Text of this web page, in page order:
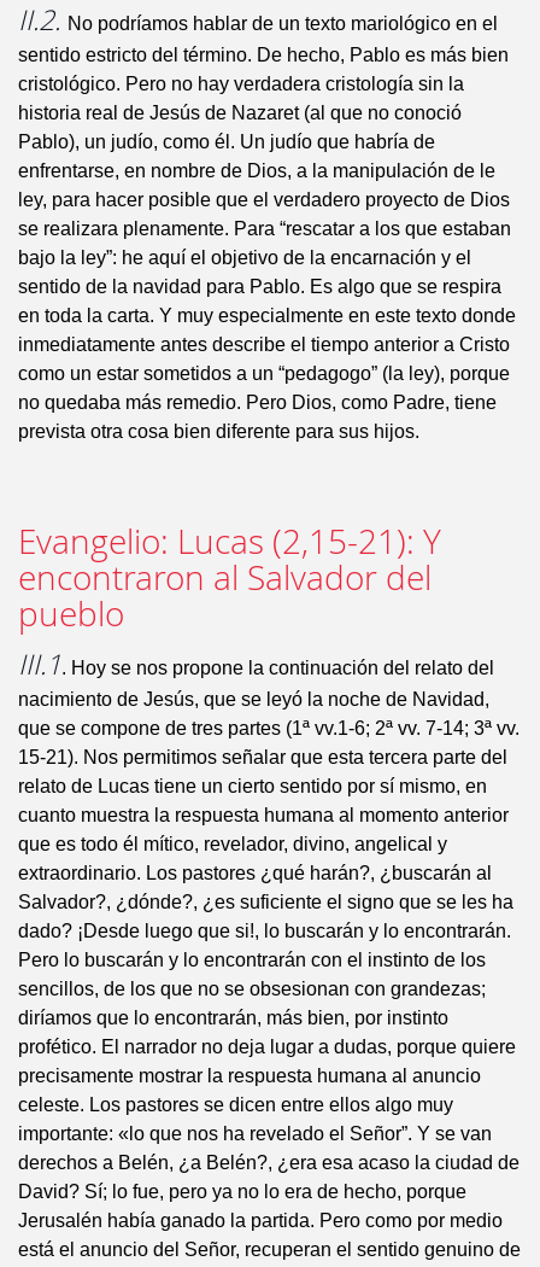
II.2. No podríamos hablar de un texto mariológico en el
sentido estricto del término. De hecho, Pablo es más bien
cristológico. Pero no hay verdadera cristología sin la
historia real de Jesús de Nazaret (al que no conoció
Pablo), un judío, como él. Un judío que habría de
enfrentarse, en nombre de Dios, a la manipulación de le
ley, para hacer posible que el verdadero proyecto de Dios
se realizara plenamente. Para “rescatar a los que estaban
bajo la ley”: he aquí el objetivo de la encarnación y el
sentido de la navidad para Pablo. Es algo que se respira
en toda la carta. Y muy especialmente en este texto donde
inmediatamente antes describe el tiempo anterior a Cristo
como un estar sometidos a un “pedagogo” (la ley), porque
no quedaba más remedio. Pero Dios, como Padre, tiene
prevista otra cosa bien diferente para sus hijos.
Evangelio: Lucas (2,15-21): Y
encontraron al Salvador del
pueblo
III.1. Hoy se nos propone la continuación del relato del
nacimiento de Jesús, que se leyó la noche de Navidad,
que se compone de tres partes (1ª vv.1-6; 2ª vv. 7-14; 3ª vv.
15-21). Nos permitimos señalar que esta tercera parte del
relato de Lucas tiene un cierto sentido por sí mismo, en
cuanto muestra la respuesta humana al momento anterior
que es todo él mítico, revelador, divino, angelical y
extraordinario. Los pastores ¿qué harán?, ¿buscarán al
Salvador?, ¿dónde?, ¿es suficiente el signo que se les ha
dado? ¡Desde luego que si!, lo buscarán y lo encontrarán.
Pero lo buscarán y lo encontrarán con el instinto de los
sencillos, de los que no se obsesionan con grandezas;
diríamos que lo encontrarán, más bien, por instinto
profético. El narrador no deja lugar a dudas, porque quiere
precisamente mostrar la respuesta humana al anuncio
celeste. Los pastores se dicen entre ellos algo muy
importante: «lo que nos ha revelado el Señor”. Y se van
derechos a Belén, ¿a Belén?, ¿era esa acaso la ciudad de
David? Sí; lo fue, pero ya no lo era de hecho, porque
Jerusalén había ganado la partida. Pero como por medio
está el anuncio del Señor, recuperan el sentido genuino de